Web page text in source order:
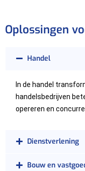
Oplossingen
Handel
In de handel
handelsbedrijven
opereren en
Dienstverlening
Bouw en